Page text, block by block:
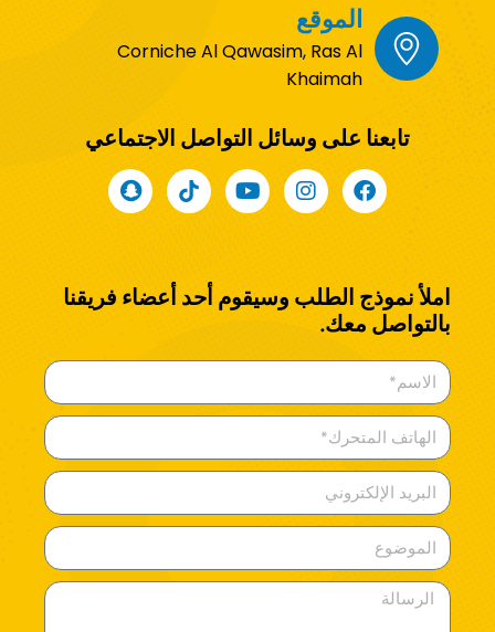
الموقع
Corniche Al Qawasim, Ras Al
Khaimah
تابعنا على وسائل التواصل الاجتماعي
املأ نموذج الطلب وسيقوم أحد أعضاء فريقنا
بالتواصل معك.